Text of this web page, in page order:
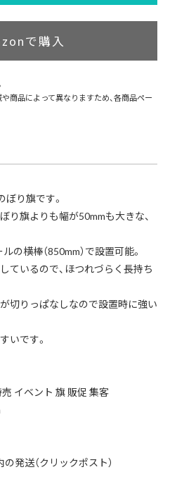
で購入
商品によって異なりますため、各商品ペー
り旗です。
り旗よりも幅が50mmも大きな、
の横棒（850mm）で設置可能。
ているので、ほつれづらく長持ち
切りっぱなしなので設置時に強い
いです。
売 イベント 旗 販促 集客
発送（クリックポスト）